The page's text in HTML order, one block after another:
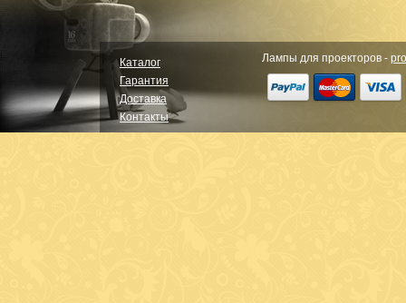
Каталог
Гарантия
Доставка
Контакты
Лампы для проекторов -